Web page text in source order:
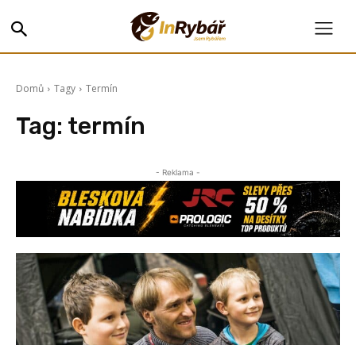
Domů Tagy Termín
Tag: termín
- Reklama -